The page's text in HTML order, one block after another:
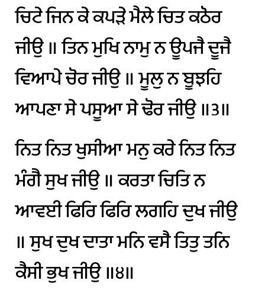
ਚਿਟੇਜਿਨਕੇਕਪੜੇਮੈਲੇਚਿਤਕਠੋਰ
ਜੀਉ॥ਤਿਨਮੁਖਿਨਾਮੁਨਊਪਜੈਦੂਜੈ
ਵਿਆਪੇਚੋਰਜੀਉ॥ਮੂਲੁਨਬੂਝਹਿ
ਆਪਣਾਸੇਪਸੂਆਸੇਢੋਰਜੀਉ॥੩॥
ਨਿਤਨਿਤਖੁਸੀਆਮਨੁਕਰੇਨਿਤਨਿਤ
ਮੰਗੈਸੁਖਜੀਉ॥ਕਰਤਾਚਿਤਿਨ
ਆਵਈਫਿਰਿਫਿਰਿਲਗਹਿਦੁਖਜੀਉ
॥ਸੁਖਦੁਖਦਾਤਾਮਨਿਵਸੈਤਿਤੁਤਨਿ
ਕੈਸੀਭੁਖਜੀਉ॥੪॥